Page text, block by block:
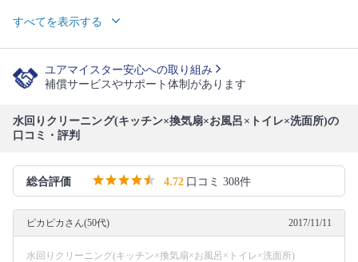
すべてを表示する
ユアマイスター安心への取り組み
補償サービスやサポート体制があります
水回りクリーニング(キッチン×換気扇×お風呂×トイレ×洗面所)の
口コミ・評判
総合評価 4.72 口コミ 308件
ピカピカさん(50代) 2017/11/11
水回りクリーニング(キッチン×換気扇×お風呂×トイレ×洗面所)